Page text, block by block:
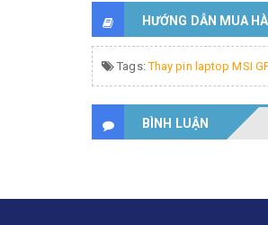
HƯỚNG DẪN MUA
Tags:Thay pin laptop MSI
BÌNH LUẬN